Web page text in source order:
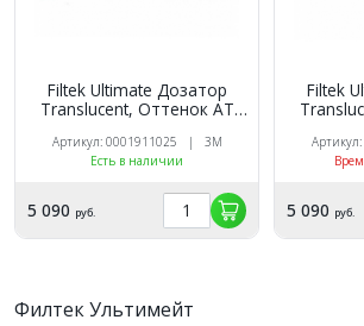
Filtek Ultimate Дозатор
Translucent, Оттенок AT
универсальный
реставрационный
Артикул: 0001911025 | 3M
Есть в наличии
5 090 руб.
Filtek
5 090 руб.
Филтек Ультимейт